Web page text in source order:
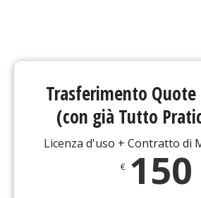
Trasferimento Quote
(con già Tutto
Licenza d'uso + Contratto di
€ 150